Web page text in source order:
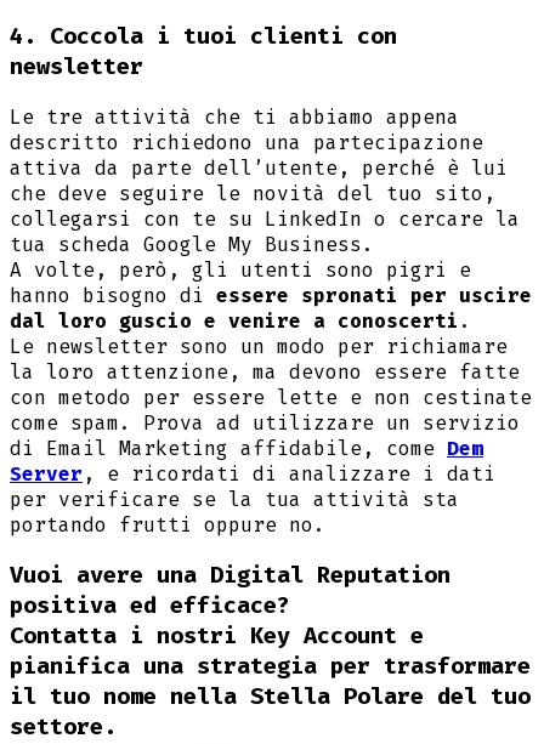
4. Coccola i tuoi clienti con
newsletter
Le tre attività che ti abbiamo appena
descritto richiedono una partecipazione
attiva da parte dell’utente, perché è lui
che deve seguire le novità del tuo sito,
collegarsi con te su LinkedIn o cercare la
tua scheda Google My Business.
A volte, però, gli utenti sono pigri e
hanno bisogno di essere spronati per uscire
dal loro guscio e venire a conoscerti .
Le newsletter sono un modo per richiamare
la loro attenzione, ma devono essere fatte
con metodo per essere lette e non cestinate
come spam. Prova ad utilizzare un servizio
di Email Marketing affidabile, come Dem
Server , e ricordati di analizzare i dati
per verificare se la tua attività sta
portando frutti oppure no.
Vuoi avere una Digital Reputation
positiva ed efficace?
Contatta i nostri Key Account e
pianifica una strategia per trasformare
il tuo nome nella Stella Polare del tuo
settore.